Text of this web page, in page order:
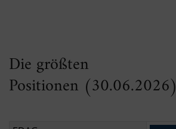
Die größten
Positionen (30.06.2026)